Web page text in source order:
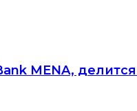
MENA,